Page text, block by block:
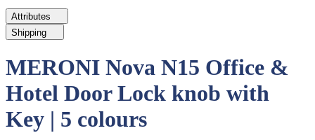
Attributes
Shipping
MERONI Nova N15 Office &
Hotel Door Lock knob with
Key | 5 colours